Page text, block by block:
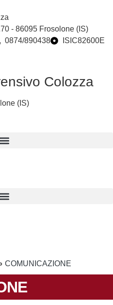
- 86095 Frosolone (IS)
0874/890438 ISIC82600E
Colozza
(IS)
COMUNICAZIONE